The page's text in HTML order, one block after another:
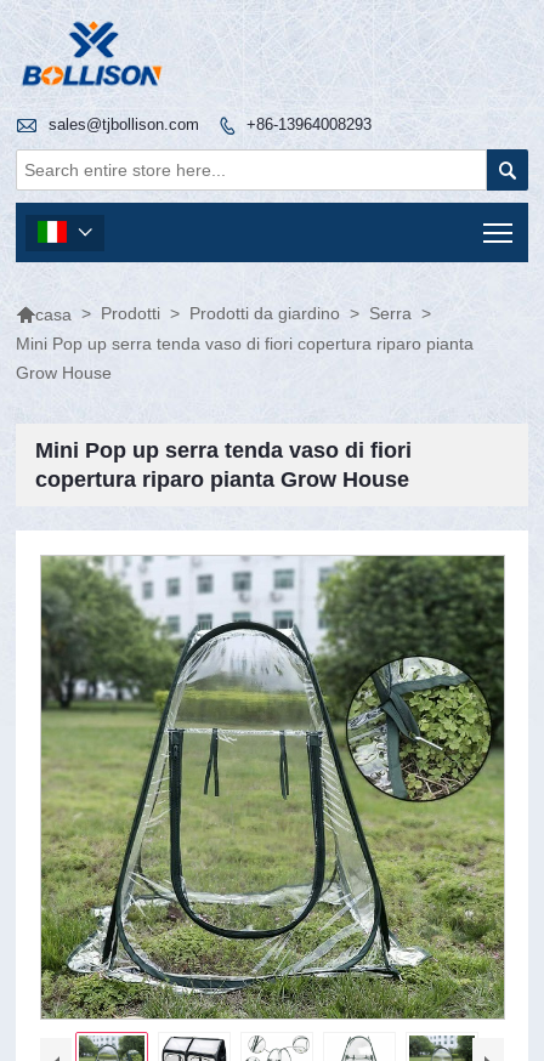
 sales@tjbollison.com  +86-13964008293


casa > Prodotti > Prodotti da giardino > Serra >
Mini Pop up serra tenda vaso di fiori copertura riparo pianta
Grow House
Mini Pop up serra tenda vaso di fiori
copertura riparo pianta Grow House